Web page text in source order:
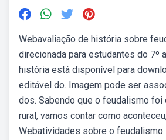
Webavaliação de história sobre
direcionada para estudantes do 7º
história está disponível para
editável do. Imagem pode ser
dos. Sabendo que o feudalismo
rural, vamos contar como
Webatividades sobre o